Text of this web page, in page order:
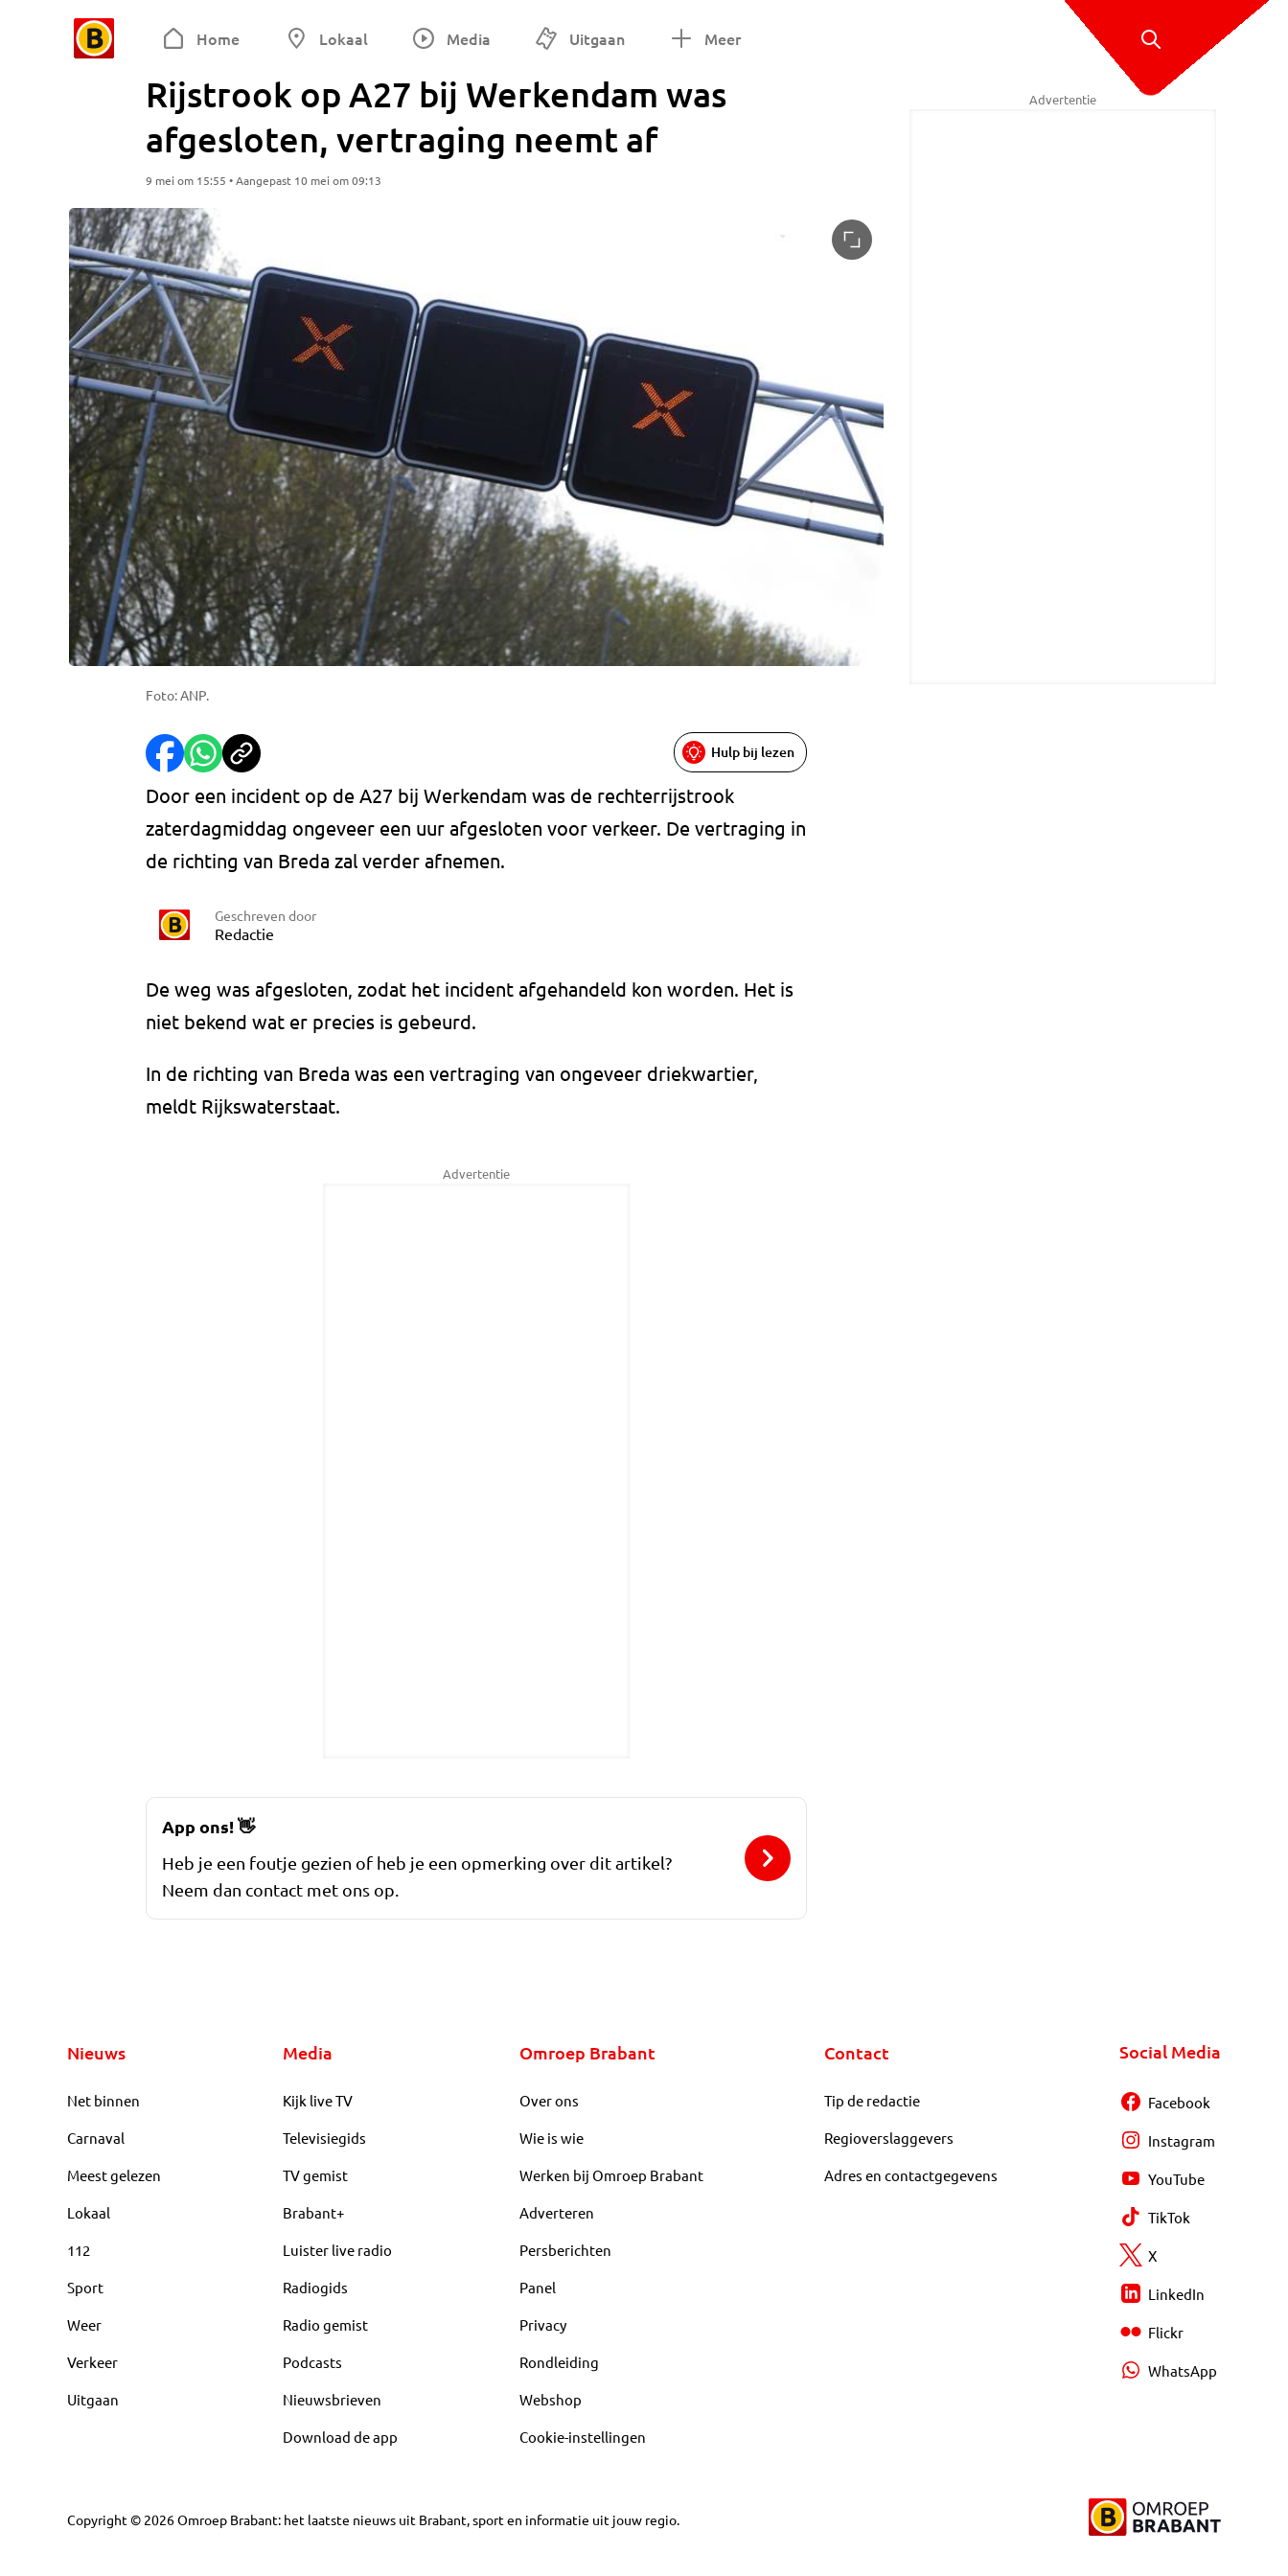
Home Lokaal Media Uitgaan Meer
Rijstrook op A27 bij Werkendam was
afgesloten, vertraging neemt af
9 mei om 15:55 • Aangepast 10 mei om 09:13
Foto: ANP.
Hulp bij lezen
Door een incident op de A27 bij Werkendam was de rechterrijstrook
zaterdagmiddag ongeveer een uur afgesloten voor verkeer. De vertraging in
de richting van Breda zal verder afnemen.
Geschreven door
Redactie
De weg was afgesloten, zodat het incident afgehandeld kon worden. Het is
niet bekend wat er precies is gebeurd.
In de richting van Breda was een vertraging van ongeveer driekwartier,
meldt Rijkswaterstaat.
Advertentie
Advertentie
App ons!👋
Heb je een foutje gezien of heb je een opmerking over dit artikel?
Neem dan contact met ons op.
Nieuws
Net binnen
Carnaval
Meest gelezen
Lokaal
112
Sport
Weer
Verkeer
Uitgaan
Media
Kijk live TV
Televisiegids
TV gemist
Brabant+
Luister live radio
Radiogids
Radio gemist
Podcasts
Nieuwsbrieven
Download de app
Omroep Brabant
Over ons
Wie is wie
Werken bij Omroep Brabant
Adverteren
Persberichten
Panel
Privacy
Rondleiding
Webshop
Cookie-instellingen
Contact
Tip de redactie
Regioverslaggevers
Adres en contactgegevens
Social Media
Facebook
Instagram
YouTube
TikTok
X
LinkedIn
Flickr
WhatsApp
Copyright © 2026Omroep Brabant: het laatste nieuws uit Brabant, sport en informatie uit jouw regio.